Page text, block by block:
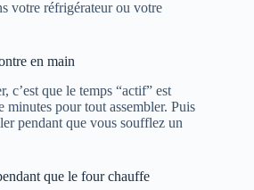
votre réfrigérateur ou votre
en main
c’est que le temps “actif” est
minutes pour tout assembler. Puis
pendant que vous soufflez un
que le four chauffe